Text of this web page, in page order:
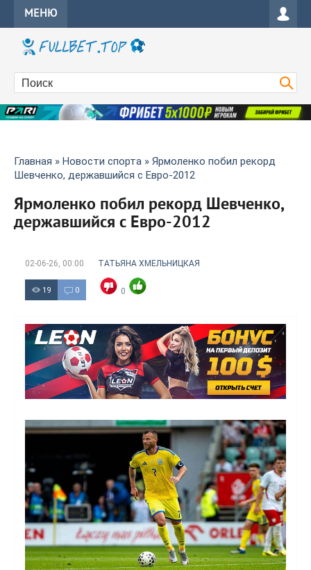
МЕНЮ
Главная » Новости спорта » Ярмоленко побил рекорд
Шевченко, державшийся с Евро-2012
Ярмоленко побил рекорд Шевченко,
державшийся с Евро-2012
02-06-26, 00:00 ТАТЬЯНА ХМЕЛЬНИЦКАЯ
19 0 0